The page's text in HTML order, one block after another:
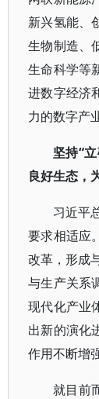
新兴氢能、
生物制造、
生命科学等
进数字经济
力的数字产
坚持“
良好生态，
习近平
要求相适应
改革，形成
与生产关系
现代化产业
出新的演化
作用不断增
就目前